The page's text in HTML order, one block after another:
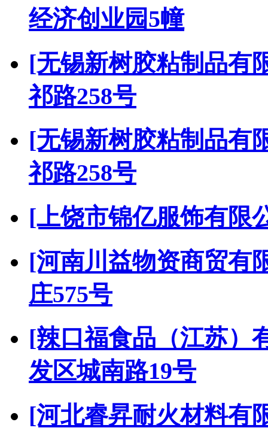
经济创业园5幢
[无锡新树胶粘制品有
祁路258号
[无锡新树胶粘制品有
祁路258号
[上饶市锦亿服饰有限
[河南川益物资商贸有
庄575号
[辣口福食品（江苏）
发区城南路19号
[河北睿昇耐火材料有